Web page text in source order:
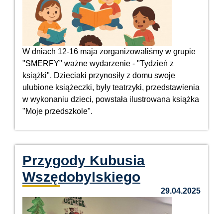
W dniach 12-16 maja zorganizowaliśmy w grupie
"SMERFY" ważne wydarzenie - "Tydzień z
książki". Dzieciaki przynosiły z domu swoje
ulubione książeczki, były teatrzyki, przedstawienia
w wykonaniu dzieci, powstała ilustrowana książka
"Moje przedszkole".
Przygody Kubusia
Wszędobylskiego
29.04.2025